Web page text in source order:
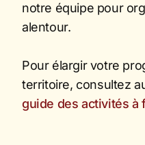
notre équipe pour
alentour.
Pour élargir votre
territoire, consultez
guide des activités à